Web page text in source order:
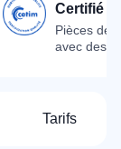
Certifié
Pièces
avec des
Tarifs